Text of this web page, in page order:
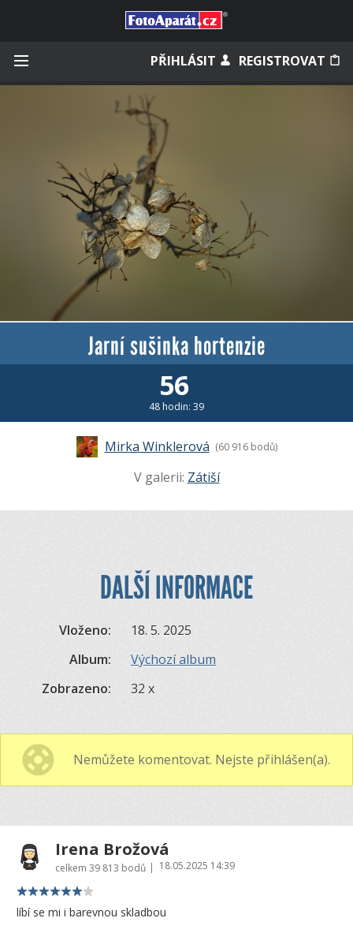
PŘIHLÁSIT REGISTROVAT
Zapamatovat
Zapomněli jste heslo?
Měli jste účet na starém webu?
Jarní sušinka hortenzie
56
48 hodin: 39
Mirka Winklerová (60 916 bodů)
V galerii: Zátiší
DALŠÍ INFORMACE
Vloženo:
18. 5. 2025
Album:
Výchozí album
Zobrazeno:
32 x
Nemůžete komentovat. Nejste přihlášen(a).
Irena Brožová
celkem 39 813 bodů | 18.05.2025 14:39
líbí se mi i barevnou skladbou